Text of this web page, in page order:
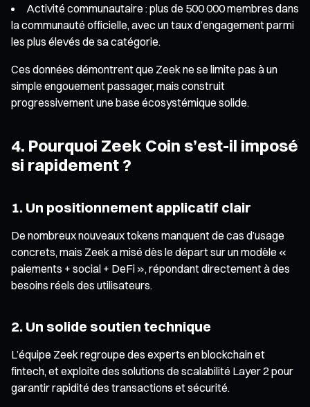
Activité communautaire : plus de 500 000 membres dans
la communauté officielle, avec un taux d’engagement parmi
les plus élevés de sa catégorie.
Ces données démontrent que Zeek ne se limite pas à un
simple engouement passager, mais construit
progressivement une base écosystémique solide.
4. Pourquoi Zeek Coin s’est-il imposé
si rapidement ?
1. Un positionnement applicatif clair
De nombreux nouveaux tokens manquent de cas d’usage
concrets, mais Zeek a misé dès le départ sur un modèle «
paiements + social + DeFi », répondant directement à des
besoins réels des utilisateurs.
2. Un solide soutien technique
L’équipe Zeek regroupe des experts en blockchain et
fintech, et exploite des solutions de scalabilité Layer 2 pour
garantir rapidité des transactions et sécurité.